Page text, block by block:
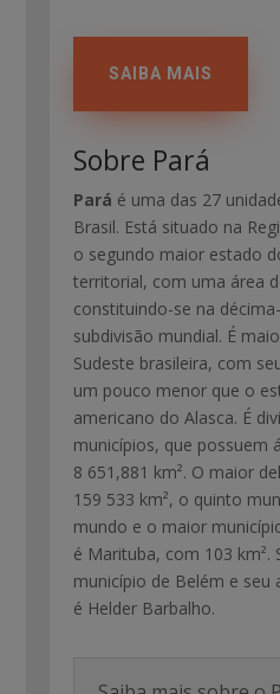
SAIBA MAIS
Sobre Pará
Pará é uma das 27
Brasil. Está situado na
o segundo maior estado
territorial, com uma área
constituindo-se na
subdivisão mundial. É
Sudeste brasileira, com
um pouco menor que o
americano do Alasca. É
municípios, que possuem
8 651,881 km². O maior
159 533 km², o quinto
mundo e o maior
é Marituba, com 103 km².
município de Belém e seu
é Helder Barbalho.